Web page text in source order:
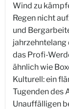
Wind zu
Regen nicht
und
das Profi-
ähnlich wie
Kulturell: ein
Tugenden des
Unauffälligen